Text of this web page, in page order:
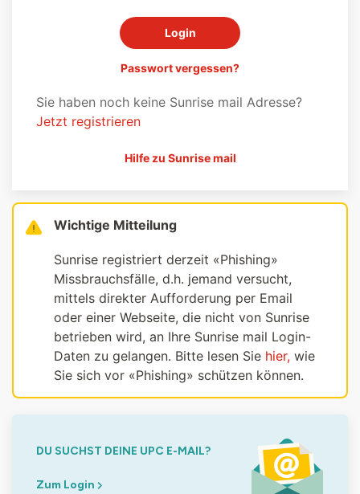
Passwort vergessen?
Sie haben noch keine Sunrise mail Adresse?
Jetzt registrieren
Hilfe zu Sunrise mail
Wichtige Mitteilung
Sunrise registriert derzeit «Phishing»
Missbrauchsfälle, d.h. jemand versucht,
mittels direkter Aufforderung per Email
oder einer Webseite, die nicht von Sunrise
betrieben wird, an Ihre Sunrise mail Login-
Daten zu gelangen. Bitte lesen Sie hier, wie
Sie sich vor «Phishing» schützen können.
DU SUCHST DEINE UPC E-MAIL?
Zum Login